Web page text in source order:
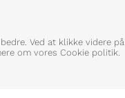
Ved at klikke videre på
om vores Cookie politik.